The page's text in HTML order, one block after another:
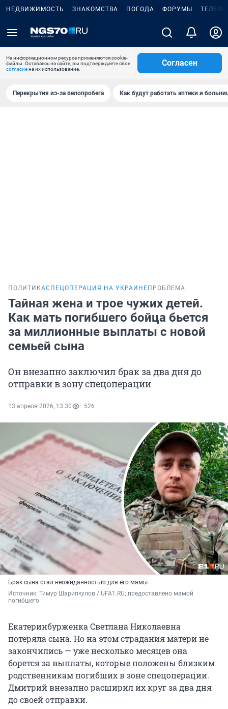
НЕДВИЖИМОСТЬ ЗНАКОМСТВА ПОГОДА ФОРУМЫ
На информационном ресурсе применяются cookie-
файлы. Оставаясь на сайте, вы подтверждаете свое
согласиена их использование.
Согласен
Перекрытия из-за велопробега Как будут работать аптеки и
ПОЛИТИКАСПЕЦОПЕРАЦИЯ НА УКРАИНЕ ПРОБЛЕМА
Тайная жена и трое чужих детей.
Как мать погибшего бойца бьется
за миллионные выплаты с новой
семьей сына
Он внезапно заключил брак за два дня до
отправки в зону спецоперации
13 апреля 2026, 13:30 526
Брак сына стал неожиданностью для его мамы
Источник: Тимур Шарипкулов / UFA1.RU; предоставлено мамой
погибшего
Екатеринбурженка Светлана Николаевна
потеряла сына. Но на этом страдания матери не
закончились — уже несколько месяцев она
борется за выплаты, которые положены близким
родственникам погибших в зоне спецоперации.
Дмитрий внезапно расширил их круг за два дня
до своей отправки.